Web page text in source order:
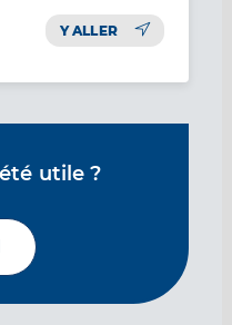
Y ALLER
utile ?